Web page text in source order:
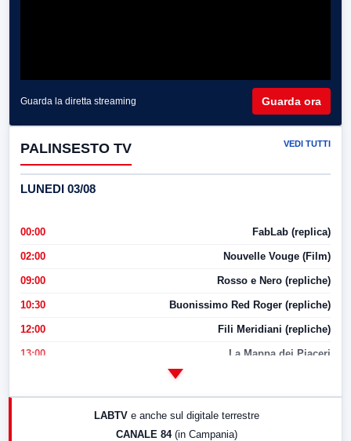
Guarda la diretta streaming Guarda ora
PALINSESTO TV VEDI TUTTI
LUNEDI 03/08
00:00 FabLab (replica)
02:00 Nouvelle Vouge (Film)
09:00 Rosso e Nero (repliche)
10:30 Buonissimo Red Roger (repliche)
12:00 Fili Meridiani (repliche)
13:00 La Mappa dei Piaceri
LABTV e anche sul digitale terrestre
CANALE 84 (in Campania)